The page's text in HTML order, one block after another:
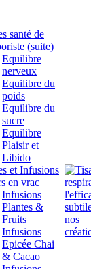
santé de
(suite)
Equilibre
nerveux
Equilibre du
poids
Equilibre du
sucre
Equilibre
Plaisir et
Libido
et Infusions
en vrac
Infusions
Plantes &
Fruits
Infusions
Epicée Chai
& Cacao